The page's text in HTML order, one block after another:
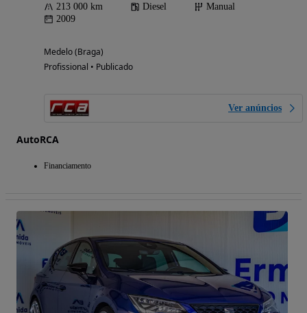
213 000 km Diesel
Manual
2009
Medelo (Braga)
Profissional • Publicado
Ver anúncios
AutoRCA
Financiamento